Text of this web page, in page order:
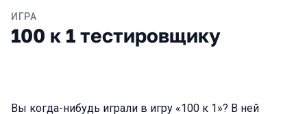
ИГРА
100 к 1 тестировщику
Вы когда-нибудь играли в игру «100 к 1»? В ней